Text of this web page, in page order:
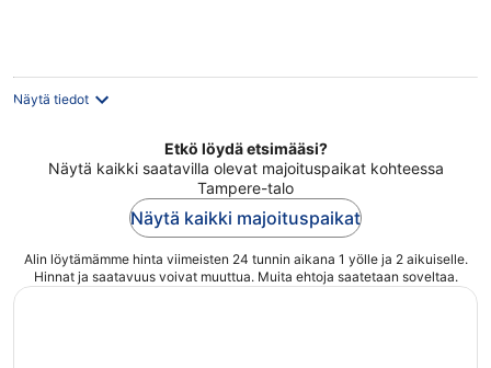
Näytä tiedot
Etkö löydä etsimääsi?
Näytä kaikki saatavilla olevat majoituspaikat kohteessa
Tampere-talo
Näytä kaikki majoituspaikat
Alin löytämämme hinta viimeisten 24 tunnin aikana 1 yölle ja 2 aikuiselle.
Hinnat ja saatavuus voivat muuttua. Muita ehtoja saatetaan soveltaa.